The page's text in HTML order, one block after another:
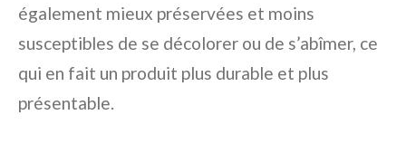
également mieux préservées et moins
susceptibles de se décolorer ou de s’abîmer, ce
qui en fait un produit plus durable et plus
présentable.